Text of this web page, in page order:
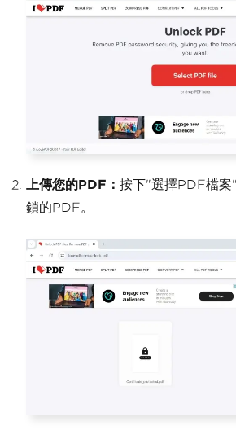
上傳您的PDF： 按下"選擇PDF檔案
鎖的PDF。